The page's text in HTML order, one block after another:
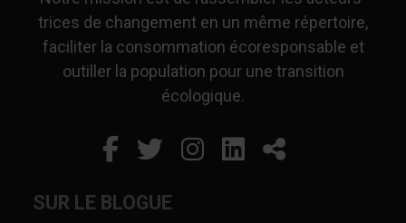
trices de changement en un même répertoire,
faciliter la consommation écoresponsable et
outiller la population pour une transition
écologique.
Facebook
Ce lien s'ouvrira dans
Twitter
Ce lien s'ouvrira
Instagram
Ce lien s'ouvrira
LinkedIn
Ce lienPartager
SUR LE BLOGUE